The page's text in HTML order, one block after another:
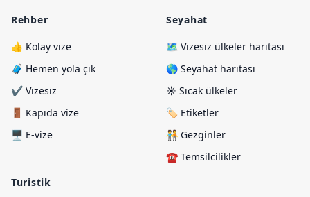
Rehber
👍 Kolay vize
🧳 Hemen yola çık
✔️ Vizesiz
🚪 Kapıda vize
🖥️ E-vize
Turistik
Seyahat
🗺️ Vizesiz ülkeler haritası
🌎 Seyahat haritası
☀️ Sıcak ülkeler
🏷️ Etiketler
🧑‍🤝‍🧑 Gezginler
☎️ Temsilcilikler